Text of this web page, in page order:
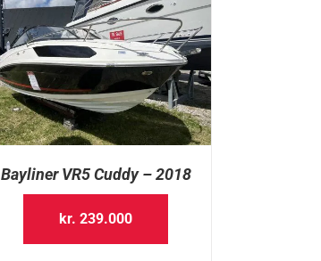
Bayliner VR5 Cuddy – 2018
kr. 239.000